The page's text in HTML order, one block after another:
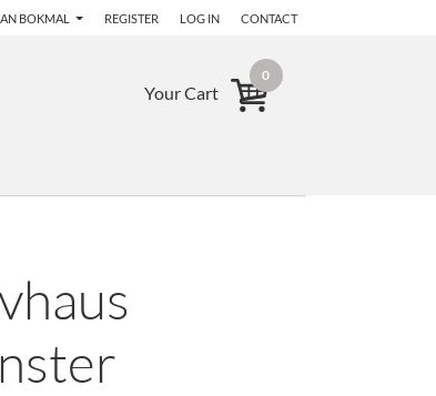
BOKMAL REGISTER LOG IN CONTACT
Your Cart
0